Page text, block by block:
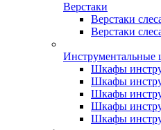
Верстаки
Верстаки
Верстаки
Шкафы
Шкафы
Шкафы
Шкафы
Шкафы